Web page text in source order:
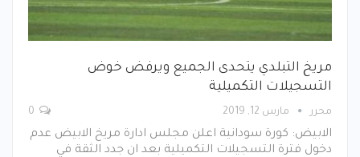
مريخ التبلدي يتحدى الجميع ويرفض خوض
التسجيلات التكميلية
محرر مارس 12, 2019
الابيض: كورة سودانية اعلن مجلس ادارة مريخ الابيض عدم
دخول فترة التسجيلات التكميلية بعد ان جدد الثقة في